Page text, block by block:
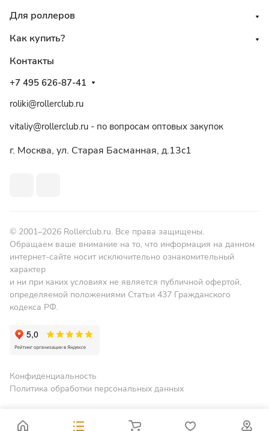
Для роллеров
Как купить?
Контакты
+7 495 626-87-41
roliki@rollerclub.ru
vitaliy@rollerclub.ru - по вопросам оптовых закупок
г. Москва, ул. Старая Басманная, д.13c1
© 2001–2026 Rollerclub.ru. Все права защищены.
Обращаем ваше внимание на то, что информация на данном
интернет-сайте носит исключительно ознакомительный
характер
и ни при каких условиях не является публичной офертой,
определяемой положениями Статьи 437 Гражданского
кодекса РФ.
Конфиденциальность
Политика обработки персональных данных